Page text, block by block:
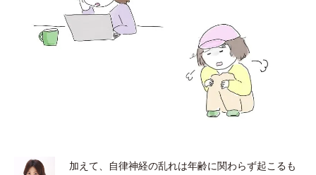
加えて、自律神経の乱れは年齢に関わらず起こるも